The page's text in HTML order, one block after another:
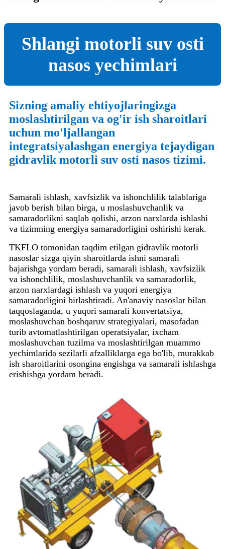
Shlangi motorli suv osti
nasos yechimlari
Sizning amaliy ehtiyojlaringizga
moslashtirilgan va og'ir ish sharoitlari
uchun mo'ljallangan
integratsiyalashgan energiya tejaydigan
gidravlik motorli suv osti nasos tizimi.
Samarali ishlash, xavfsizlik va ishonchlilik talablariga
javob berish bilan birga, u moslashuvchanlik va
samaradorlikni saqlab qolishi, arzon narxlarda ishlashi
va tizimning energiya samaradorligini oshirishi kerak.
TKFLO tomonidan taqdim etilgan gidravlik motorli
nasoslar sizga qiyin sharoitlarda ishni samarali
bajarishga yordam beradi, samarali ishlash, xavfsizlik
va ishonchlilik, moslashuvchanlik va samaradorlik,
arzon narxlardagi ishlash va yuqori energiya
samaradorligini birlashtiradi. An'anaviy nasoslar bilan
taqqoslaganda, u yuqori samarali konvertatsiya,
moslashuvchan boshqaruv strategiyalari, masofadan
turib avtomatlashtirilgan operatsiyalar, ixcham
moslashuvchan tuzilma va moslashtirilgan muammo
yechimlarida sezilarli afzalliklarga ega bo'lib, murakkab
ish sharoitlarini osongina engishga va samarali ishlashga
erishishga yordam beradi.